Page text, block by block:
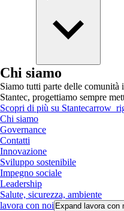
Chi siamo
Siamo tutti parte delle comunità
Stantec, progettiamo sempre
Scopri di più su Stantec
Chi siamo
Governance
Contatti
Innovazione
Sviluppo sostenibile
Impegno sociale
Leadership
Salute, sicurezza, ambiente
lavora con noi Expand lavora con